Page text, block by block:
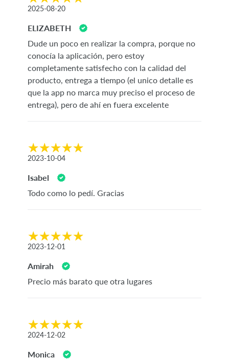
2025-08-20
ELIZABETH
Dude un poco en realizar la compra, porque no
conocía la aplicación, pero estoy
completamente satisfecho con la calidad del
producto, entrega a tiempo (el unico detalle es
que la app no marca muy preciso el proceso de
entrega), pero de ahí en fuera excelente
2023-10-04
Isabel
Todo como lo pedí. Gracias
2023-12-01
Amirah
Precio más barato que otra lugares
2024-12-02
Monica